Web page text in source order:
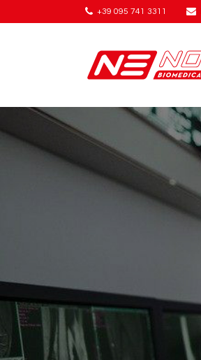
+39 095 741 3311